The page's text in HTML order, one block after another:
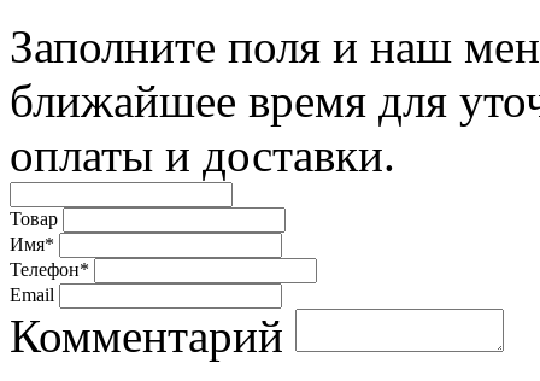
Заполните поля и наш
ближайшее время для
оплаты и доставки.
Товар
Имя*
Телефон*
Email
Комментарий